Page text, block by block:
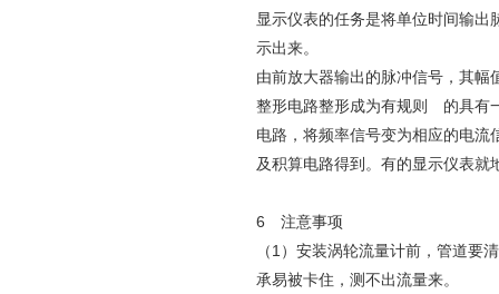
显示仪表的任务是将单位时间输
示出来。
由前放大器输出的脉冲信号，其
整形电路整形成为有规则 的具有
电路，将频率信号变为相应的电
及积算电路得到。有的显示仪表就
6 注意事项
（1）安装涡轮流量计前，管道要
承易被卡住，测不出流量来。